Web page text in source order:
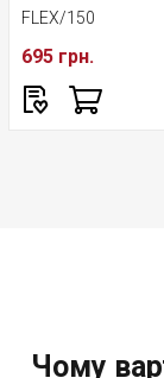
FLEX/150
695 грн.
Чому